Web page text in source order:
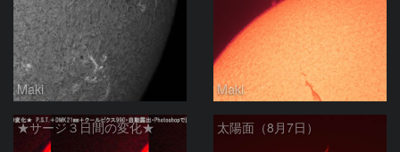
Maki Maki
★サージ３日間の変化★ 太陽面（8月7日）